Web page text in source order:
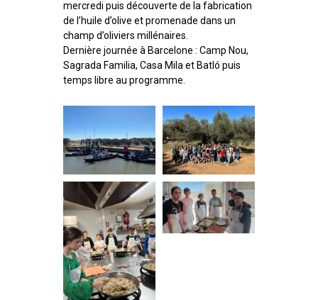
mercredi puis découverte de la fabrication
de l’huile d’olive et promenade dans un
champ d’oliviers millénaires.
Dernière journée à Barcelone : Camp Nou,
Sagrada Familia, Casa Mila et Batló puis
temps libre au programme.